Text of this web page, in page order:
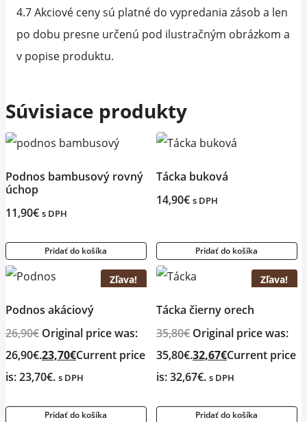
4.7 Akciové ceny sú platné do vypredania zásob a len
po dobu presne určenú pod ilustračným obrázkom a
v popise produktu.
Súvisiace produkty
Podnos bambusový rovný
úchop
11,90€ s DPH
Pridať do košíka
Tácka buková
14,90€ s DPH
Pridať do košíka
Zľava!
Podnos akáciový
26,90€ Original price was:
26,90€.23,70€Current price
is: 23,70€. s DPH
Pridať do košíka
Zľava!
Tácka čierny orech
35,80€ Original price was:
35,80€.32,67€Current price
is: 32,67€. s DPH
Pridať do košíka